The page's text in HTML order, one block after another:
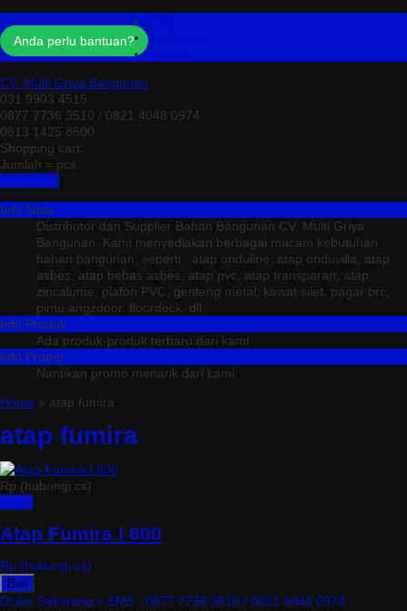
Anda perlu bantuan?
CV. Multi Griya Bangunan
031 9903 4515
0877 7736 3510 / 0821 4048 0974
0813 1425 8500
Shopping cart:
Jumlah = pcs
Info Situs
Distributor dan Supplier Bahan Bangunan CV. Multi Griya
Bangunan. Kami menyediakan berbagai macam kebutuhan
bahan bangunan, seperti : atap onduline, atap onduvilla, atap
asbes, atap bebas asbes, atap pvc, atap transparan, atap
zincalume, plafon PVC, genteng metal, kawat silet, pagar brc,
pintu angzdoor, floordeck, dll.
Info Produk
Ada produk-produk terbaru dari kami
Info Promo
Nantikan promo menarik dari kami
Home » atap fumira
atap fumira
Rp (hubungi cs)
Atap Fumira I 600
Rp (hubungi cs)
Beli
Order Sekarang » SMS : 0877 7736 3510 / 0821 4048 0974